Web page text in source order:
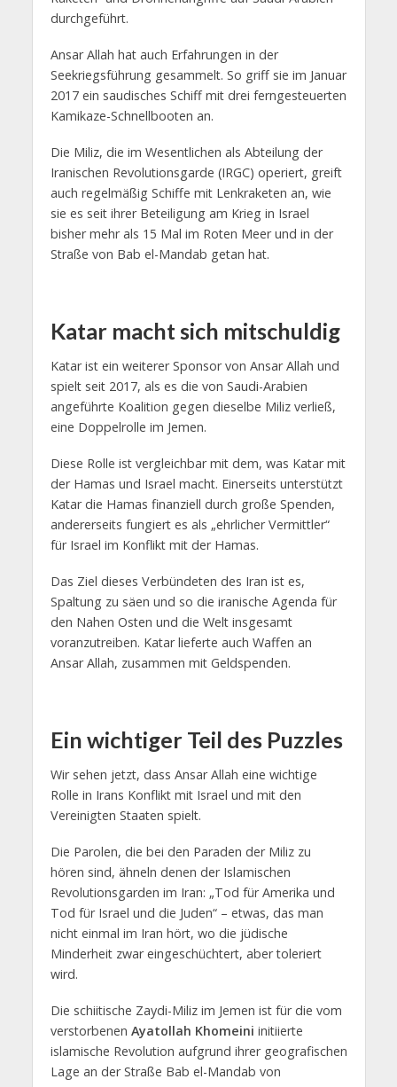
durchgeführt.
Ansar Allah hat auch Erfahrungen in der
Seekriegsführung gesammelt. So griff sie im Januar
2017 ein saudisches Schiff mit drei ferngesteuerten
Kamikaze-Schnellbooten an.
Die Miliz, die im Wesentlichen als Abteilung der
Iranischen Revolutionsgarde (IRGC) operiert, greift
auch regelmäßig Schiffe mit Lenkraketen an, wie
sie es seit ihrer Beteiligung am Krieg in Israel
bisher mehr als 15 Mal im Roten Meer und in der
Straße von Bab el-Mandab getan hat.
Katar macht sich mitschuldig
Katar ist ein weiterer Sponsor von Ansar Allah und
spielt seit 2017, als es die von Saudi-Arabien
angeführte Koalition gegen dieselbe Miliz verließ,
eine Doppelrolle im Jemen.
Diese Rolle ist vergleichbar mit dem, was Katar mit
der Hamas und Israel macht. Einerseits unterstützt
Katar die Hamas finanziell durch große Spenden,
andererseits fungiert es als „ehrlicher Vermittler“
für Israel im Konflikt mit der Hamas.
Das Ziel dieses Verbündeten des Iran ist es,
Spaltung zu säen und so die iranische Agenda für
den Nahen Osten und die Welt insgesamt
voranzutreiben. Katar lieferte auch Waffen an
Ansar Allah, zusammen mit Geldspenden.
Ein wichtiger Teil des Puzzles
Wir sehen jetzt, dass Ansar Allah eine wichtige
Rolle in Irans Konflikt mit Israel und mit den
Vereinigten Staaten spielt.
Die Parolen, die bei den Paraden der Miliz zu
hören sind, ähneln denen der Islamischen
Revolutionsgarden im Iran: „Tod für Amerika und
Tod für Israel und die Juden“ – etwas, das man
nicht einmal im Iran hört, wo die jüdische
Minderheit zwar eingeschüchtert, aber toleriert
wird.
Die schiitische Zaydi-Miliz im Jemen ist für die vom
verstorbenen Ayatollah Khomeini initiierte
islamische Revolution aufgrund ihrer geografischen
Lage an der Straße Bab el-Mandab von